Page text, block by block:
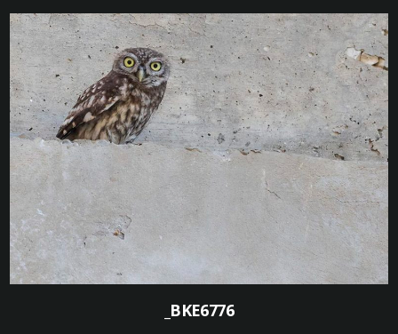
0
_BKE6776